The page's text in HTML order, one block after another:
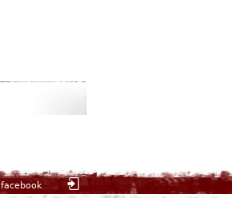
facebook